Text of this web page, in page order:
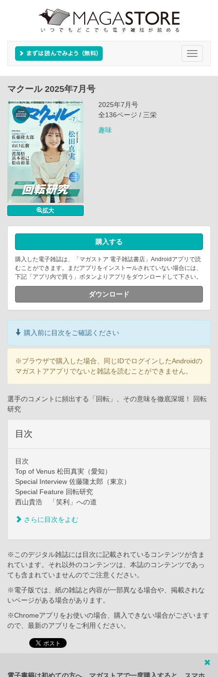
Toggle
マクール 2025年7月号
拡大
2025年7月号
全136ページ / 三栄
趣味
購入する
購入した電子雑誌は、「マガストア 電子雑誌書店」Androidアプリで読
むことができます。まだアプリをインストールされていない場合には、
下記「アプリ内で買う」ボタンよりアプリをダウンロードして下さい。
ダウンロード
購入前に目次をご確認ください
※ブラウザで購入した場合、同じIDでログインしたAndroidの
マガストアアプリでないと雑誌を読むことができません。
選手のコメントに頻出する「回転」、その意味を徹底深堀！ 回転
研究
目次
目次
Top of Venus 松田真実（愛知）
Special Interview 佐藤隆太郎（東京）
Special Feature 回転研究
西山貴浩 「笑利」への道
さらに目次をよむ
※このデジタル雑誌には目次に記載されているコンテンツが含ま
れています。それ以外のコンテンツは、本誌のコンテンツであっ
ても含まれていませんのでご注意ください。
※電子版では、紙の雑誌と内容が一部異なる場合や、掲載されな
いページがある場合があります。
※Chromeアプリをお使いの場合、購入できない場合がございます
ので、最新のアプリをご利用ください。
電子書籍は初めての方へ。マガストアで一度購入すると、スマホ